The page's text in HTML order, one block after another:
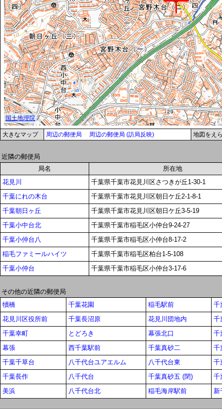
大きなマップ 周辺の郵便局 周辺の郵便局 (訪局反映) 地図をえ
近隣の郵便局
局名
所在地
花見川
千葉県千葉市花見川区さつきが丘1-30-1
千葉にれの木台
千葉県千葉市花見川区朝日ケ丘2-1-8-1
千葉朝日ヶ丘
千葉県千葉市花見川区朝日ケ丘3-5-19
千葉小中台北
千葉県千葉市稲毛区小仲台9-24-27
千葉小仲台八
千葉県千葉市稲毛区小仲台8-17-2
稲毛ファミールハイツ
千葉県千葉市稲毛区柏台1-5-108
千葉小仲台
千葉県千葉市稲毛区小仲台3-17-6
その他の近隣の郵便局
犢橋
千葉花園 稲毛駅前
千
花見川区役所前
千葉長沼原 花見川団地内
千
千葉幸町
とどろき 幕張北口
千
幕張
西千葉駅前 千葉真砂二
千
千葉千草台
八千代台ユアエルム 八千代台東
千
千葉長作
八千代台 千葉真砂五 (閉)
千
美浜
八千代台北 稲毛海岸駅前 新